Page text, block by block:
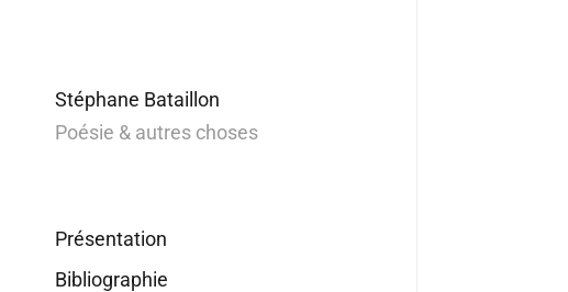
Stéphane Bataillon
Poésie & autres choses
Présentation
Bibliographie